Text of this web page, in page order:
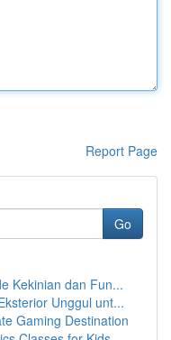
Report Page
Go
Kekinian dan Fun...
Unggul unt...
Gaming Destination